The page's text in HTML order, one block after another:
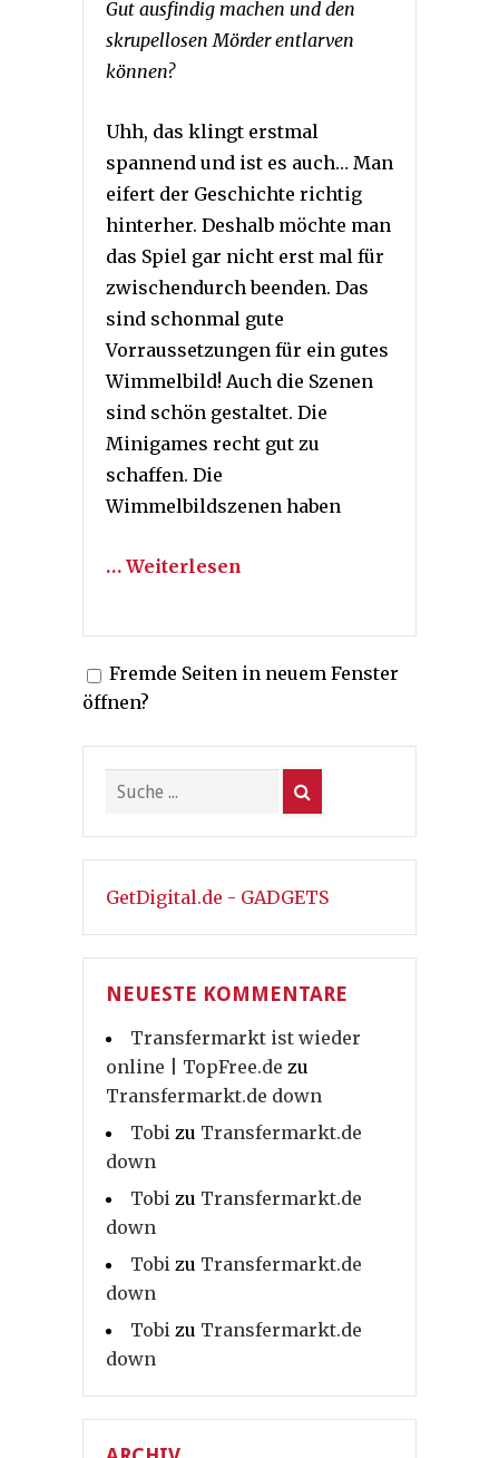
Gut ausfindig machen und den
skrupellosen Mörder entlarven
können?
Uhh, das klingt erstmal
spannend und ist es auch… Man
eifert der Geschichte richtig
hinterher. Deshalb möchte man
das Spiel gar nicht erst mal für
zwischendurch beenden. Das
sind schonmal gute
Vorraussetzungen für ein gutes
Wimmelbild! Auch die Szenen
sind schön gestaltet. Die
Minigames recht gut zu
schaffen. Die
Wimmelbildszenen haben
… Weiterlesen
Fremde Seiten in neuem Fenster
öffnen?
GetDigital.de - GADGETS
NEUESTE KOMMENTARE
Transfermarkt ist wieder
online | TopFree.de zu
Transfermarkt.de down
Tobi zu Transfermarkt.de
down
Tobi zu Transfermarkt.de
down
Tobi zu Transfermarkt.de
down
Tobi zu Transfermarkt.de
down